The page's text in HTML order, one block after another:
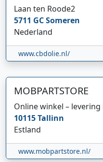
Laan ten Roode2
5711 GCSomeren
Nederland
www.cbdolie.nl/
MOBPARTSTORE
Online winkel –
10115Tallinn
Estland
www.mobpartstore.nl/